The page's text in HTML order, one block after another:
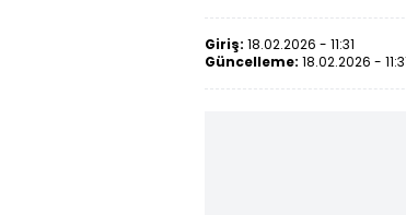
Giriş: 18.02.2026 - 11:31
Güncelleme: 18.02.2026 -